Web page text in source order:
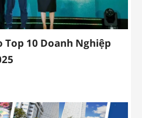
10 Doanh Nghiệp